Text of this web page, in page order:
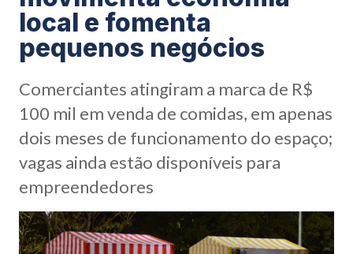
local e fomenta
pequenos negócios
Comerciantes atingiram a marca de R$
100 mil em venda de comidas, em apenas
dois meses de funcionamento do espaço;
vagas ainda estão disponíveis para
empreendedores